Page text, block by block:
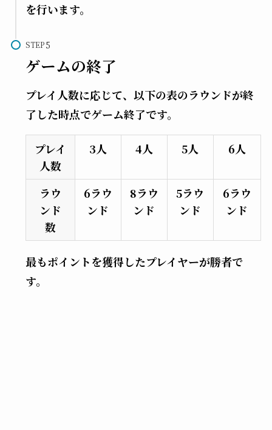
を行います。
STEP
ゲームの終了
プレイ人数に応じて、以下の表のラウンドが終
了した時点でゲーム終了です。
プレイ
人数
3人 4人 5人 6人
ラウ
ンド
数
6ラウ
ンド
8ラウ
ンド
5ラウ
ンド
6ラウ
ンド
最もポイントを獲得したプレイヤーが勝者で
す。